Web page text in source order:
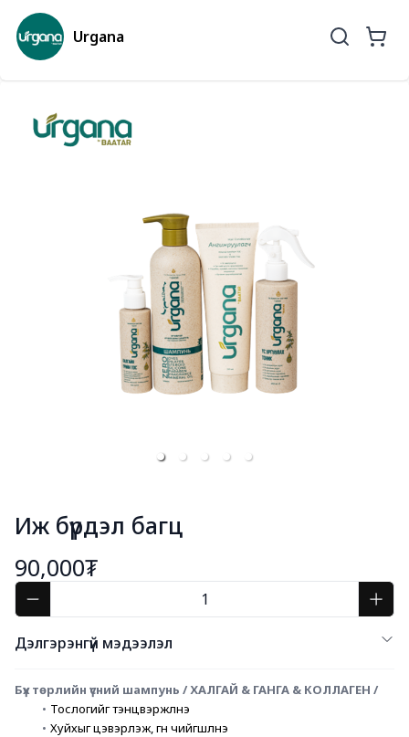
Urgana
Иж бүрдэл багц
90,000₮
Дэлгэрэнгүй мэдээлэл
Бүх төрлийн үсний шампунь / ХАЛГАЙ & ГАНГА & КОЛЛАГЕН /
Тослогийг тэнцвэржүүлнэ
Хуйхыг цэвэрлэж, гүн чийгшүүлнэ